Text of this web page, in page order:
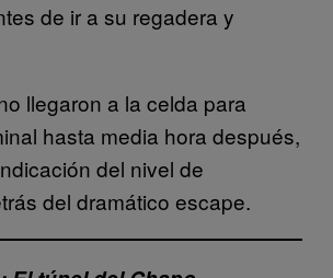
de ir a su regadera y
llegaron a la celda para
hasta media hora después,
del nivel de
del dramático escape.